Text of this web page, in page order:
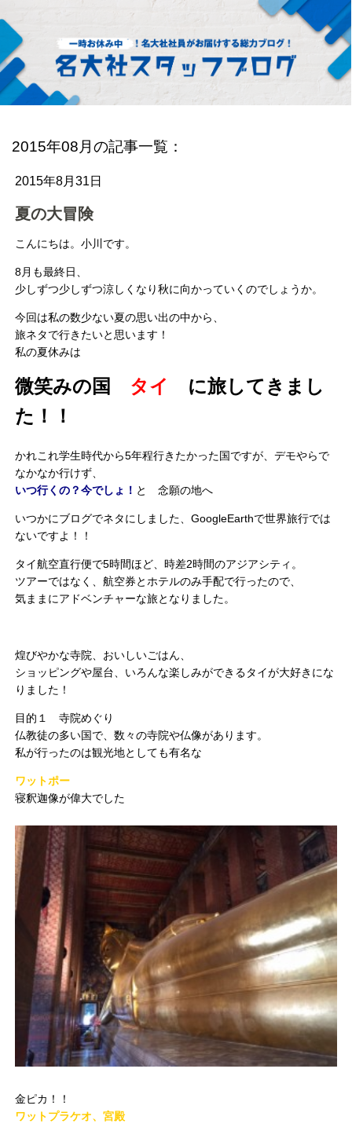
2015年08月の記事一覧：
2015年8月31日
夏の大冒険
こんにちは。小川です。
8月も最終日、
少しずつ少しずつ涼しくなり秋に向かっていくのでしょうか。
今回は私の数少ない夏の思い出の中から、
旅ネタで行きたいと思います！
私の夏休みは
微笑みの国 タイ
に旅してきまし
た！！
かれこれ学生時代から5年程行きたかった国ですが、デモやらで
なかなか行けず、
いつ行くの？今でしょ！ と 念願の地へ
いつかにブログでネタにしました、GoogleEarthで世界旅行では
ないですよ！！
タイ航空直行便で5時間ほど、時差2時間のアジアシティ。
ツアーではなく、航空券とホテルのみ手配で行ったので、
気ままにアドベンチャーな旅となりました。
煌びやかな寺院、おいしいごはん、
ショッピングや屋台、いろんな楽しみができるタイが大好きにな
りました！
目的１ 寺院めぐり
仏教徒の多い国で、数々の寺院や仏像があります。
私が行ったのは観光地としても有名な
ワットポー
寝釈迦像が偉大でした
金ピカ！！
ワットプラケオ、宮殿